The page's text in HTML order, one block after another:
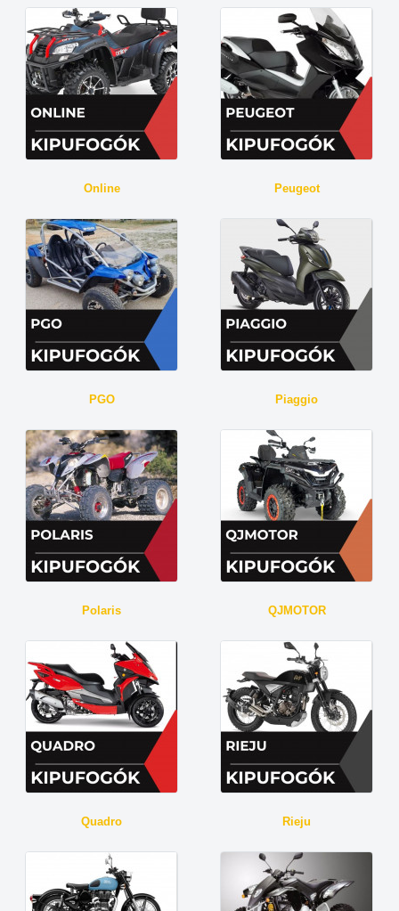
Online Peugeot
PGO Piaggio
Polaris QJMOTOR
Quadro Rieju